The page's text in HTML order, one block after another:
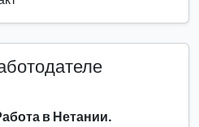
в Нетании.